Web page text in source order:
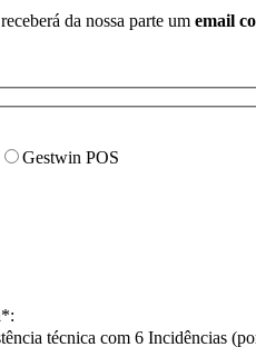
da nossa parte um email
Gestwin POS
técnica com 6 Incidências